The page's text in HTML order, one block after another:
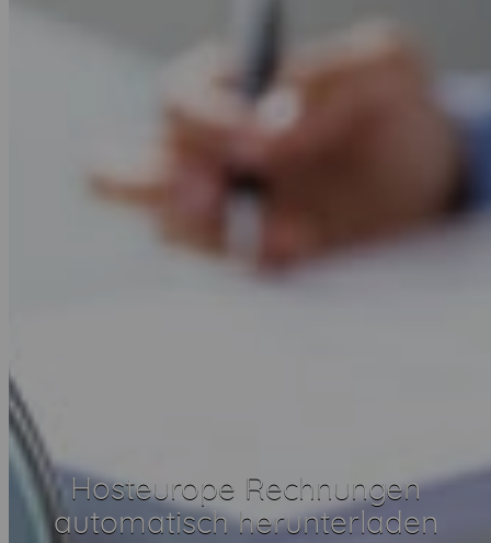
Hosteurope Rechnungen
automatisch herunterladen